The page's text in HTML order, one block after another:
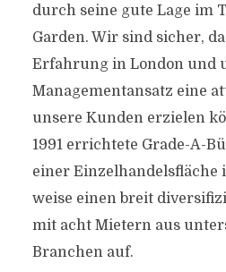
durch seine gute Lage im
Garden. Wir sind sicher,
Erfahrung in London und
Managementansatz eine
unsere Kunden erzielen
1991 errichtete Grade-A-
einer Einzelhandelsfläche
weise einen breit
mit acht Mietern aus
Branchen auf.